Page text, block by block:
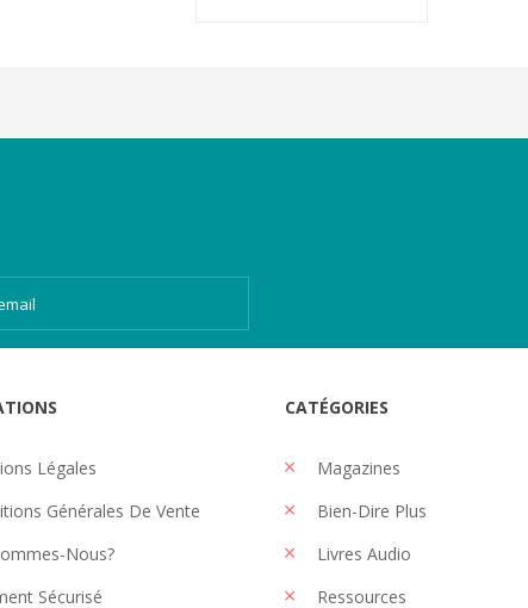
Légales
Générales De Vente
Nous?
Sécurisé
CATÉGORIES
Magazines
Bien-Dire Plus
Livres Audio
Ressources